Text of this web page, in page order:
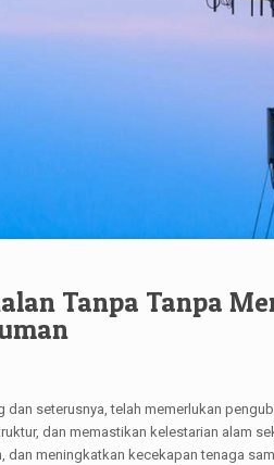
Tanpa Tanpa
seterusnya, telah memerlukan
dan memastikan kelestarian alam
dan meningkatkan kecekapan tenaga